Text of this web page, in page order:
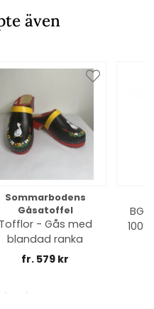
även
Sommarbodens
Gåsatoffel
Tofflor - Gås med
blandad ranka
fr. 579 kr